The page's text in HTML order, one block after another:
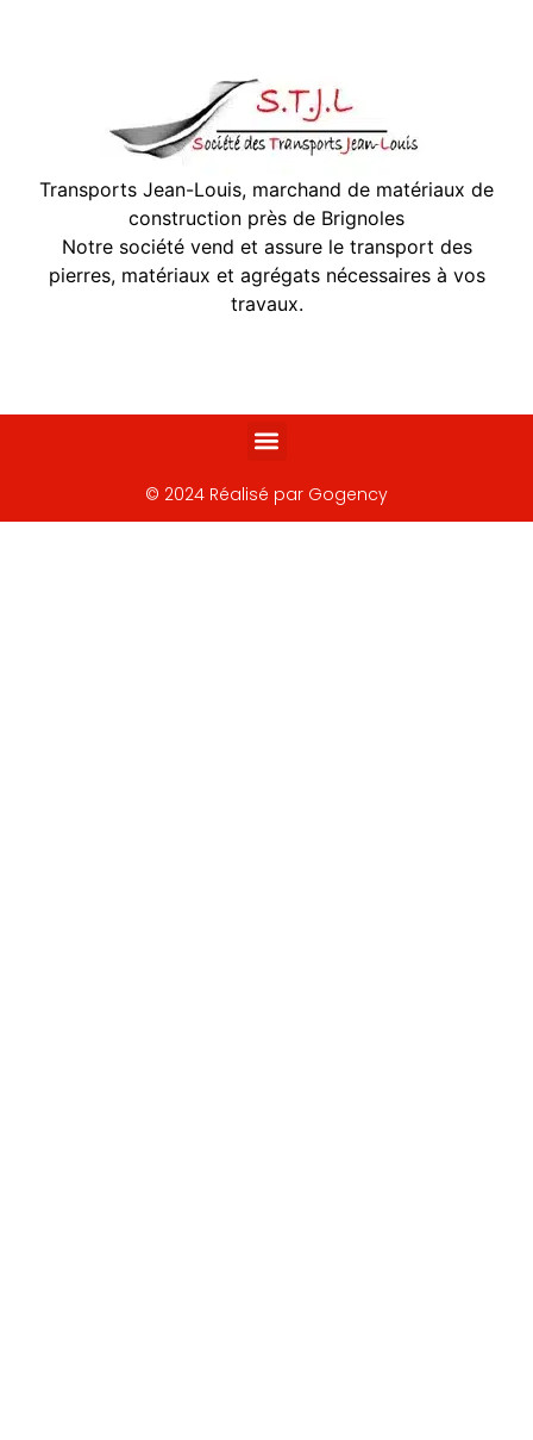
Transports Jean-Louis, marchand de matériaux de
construction près de Brignoles
Notre société vend et assure le transport des
pierres, matériaux et agrégats nécessaires à vos
travaux.
© 2024 Réalisé par Gogency